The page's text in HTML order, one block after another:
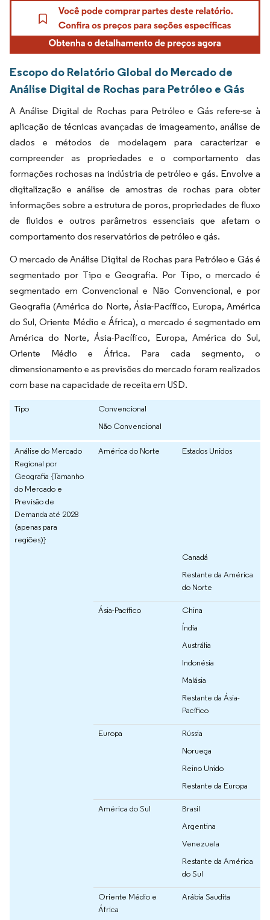
Escopo do Relatório Global do Mercado de
Análise Digital de Rochas para Petróleo e Gás
A Análise Digital de Rochas para Petróleo e Gás refere-se à
aplicação de técnicas avançadas de imageamento, análise de
dados e métodos de modelagem para caracterizar e
compreender as propriedades e o comportamento das
formações rochosas na indústria de petróleo e gás. Envolve a
digitalização e análise de amostras de rochas para obter
informações sobre a estrutura de poros, propriedades de fluxo
de fluidos e outros parâmetros essenciais que afetam o
comportamento dos reservatórios de petróleo e gás.
O mercado de Análise Digital de Rochas para Petróleo e Gás é
segmentado por Tipo e Geografia. Por Tipo, o mercado é
segmentado em Convencional e Não Convencional, e por
Geografia (América do Norte, Ásia-Pacífico, Europa, América
do Sul, Oriente Médio e África), o mercado é segmentado em
América do Norte, Ásia-Pacífico, Europa, América do Sul,
Oriente Médio e África. Para cada segmento, o
dimensionamento e as previsões do mercado foram realizados
com base na capacidade de receita em USD.
Tipo
Convencional
Não Convencional
Análise do Mercado
Regional por
Geografia {Tamanho
do Mercado e
Previsão de
Demanda até 2028
(apenas para
regiões)}
América do Norte Estados Unidos
Canadá
Restante da América
do Norte
Ásia-Pacífico
China
Índia
Austrália
Indonésia
Malásia
Restante da Ásia-
Pacífico
Europa
Rússia
Noruega
Reino Unido
Restante da Europa
América do Sul
Brasil
Argentina
Venezuela
Restante da América
do Sul
Oriente Médio e
África
Arábia Saudita